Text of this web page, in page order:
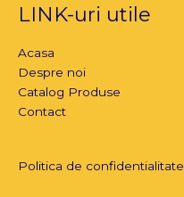
LINK-uri utile
Acasa
Despre noi
Catalog Produse
Contact
Politica de confidentialitate